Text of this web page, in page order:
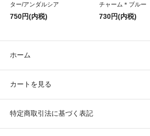
ター/アンダルシア
750円(内税)
チャーム＊ブルー
730円(内税)
ホーム
カートを見る
特定商取引法に基づく表記